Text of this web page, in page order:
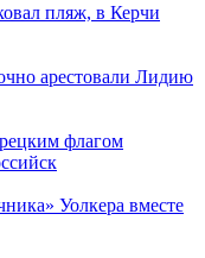
пляж, в Керчи
арестовали Лидию
флагом
Уолкера вместе